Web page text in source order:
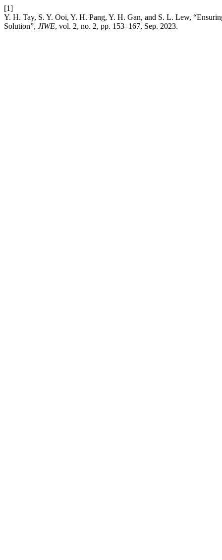
[1]
Y. H. Tay, S. Y. Ooi, Y. H. Pang, Y. H. Gan, and S. L. Lew,
Solution”, JIWE, vol. 2, no. 2, pp. 153–167, Sep. 2023.